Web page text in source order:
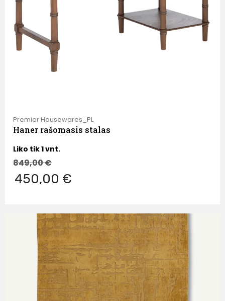
Premier Housewares_PL
Haner rašomasis stalas
Liko tik 1 vnt.
849,00€
450,00 €